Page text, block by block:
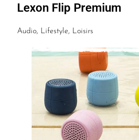
Lexon Flip Premium
Audio, Lifestyle, Loisirs